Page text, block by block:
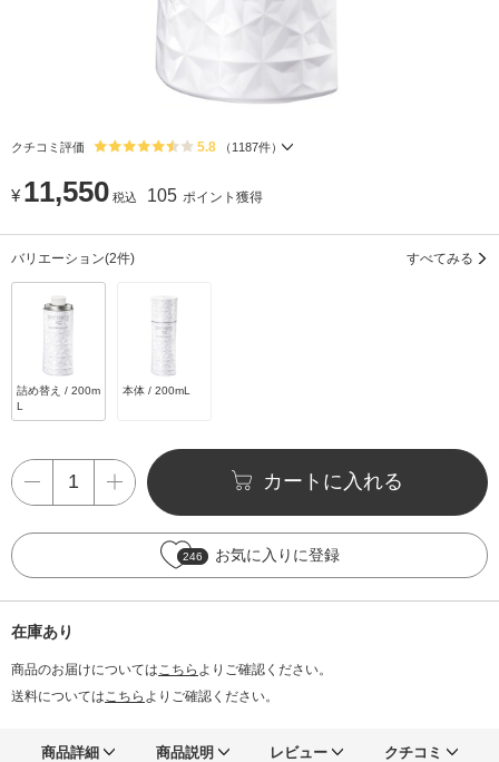
クチコミ評価 5.8 （ 1187件）
¥ 11,550 税込 105 ポイント獲得
バリエーション(2件) すべてみる
詰め替え / 200m
L
本体 / 200mL
カートに入れる
246 お気に入りに登録
在庫あり
商品のお届けについては こちら よりご確認ください。
送料については こちら よりご確認ください。
商品詳細 商品説明 レビュー クチコミ